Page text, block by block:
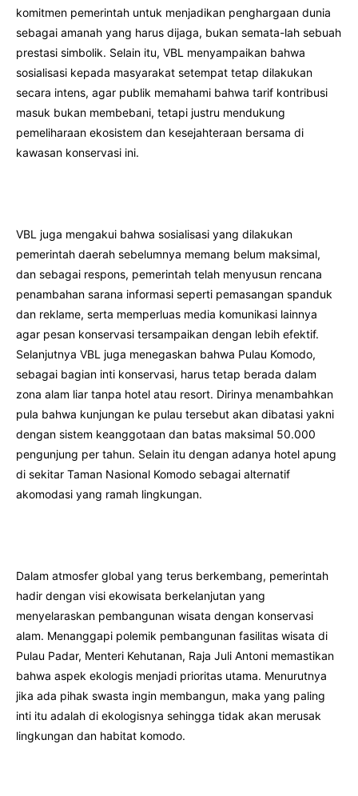
komitmen pemerintah untuk menjadikan penghargaan dunia
sebagai amanah yang harus dijaga, bukan semata-lah sebuah
prestasi simbolik. Selain itu, VBL menyampaikan bahwa
sosialisasi kepada masyarakat setempat tetap dilakukan
secara intens, agar publik memahami bahwa tarif kontribusi
masuk bukan membebani, tetapi justru mendukung
pemeliharaan ekosistem dan kesejahteraan bersama di
kawasan konservasi ini.
VBL juga mengakui bahwa sosialisasi yang dilakukan
pemerintah daerah sebelumnya memang belum maksimal,
dan sebagai respons, pemerintah telah menyusun rencana
penambahan sarana informasi seperti pemasangan spanduk
dan reklame, serta memperluas media komunikasi lainnya
agar pesan konservasi tersampaikan dengan lebih efektif.
Selanjutnya VBL juga menegaskan bahwa Pulau Komodo,
sebagai bagian inti konservasi, harus tetap berada dalam
zona alam liar tanpa hotel atau resort. Dirinya menambahkan
pula bahwa kunjungan ke pulau tersebut akan dibatasi yakni
dengan sistem keanggotaan dan batas maksimal 50.000
pengunjung per tahun. Selain itu dengan adanya hotel apung
di sekitar Taman Nasional Komodo sebagai alternatif
akomodasi yang ramah lingkungan.
Dalam atmosfer global yang terus berkembang, pemerintah
hadir dengan visi ekowisata berkelanjutan yang
menyelaraskan pembangunan wisata dengan konservasi
alam. Menanggapi polemik pembangunan fasilitas wisata di
Pulau Padar, Menteri Kehutanan, Raja Juli Antoni memastikan
bahwa aspek ekologis menjadi prioritas utama. Menurutnya
jika ada pihak swasta ingin membangun, maka yang paling
inti itu adalah di ekologisnya sehingga tidak akan merusak
lingkungan dan habitat komodo.